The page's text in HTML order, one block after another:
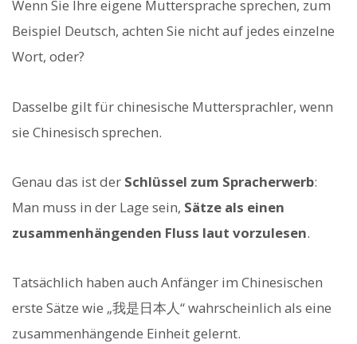
Wenn Sie Ihre eigene Muttersprache sprechen, zum
Beispiel Deutsch, achten Sie nicht auf jedes einzelne
Wort, oder?
Dasselbe gilt für chinesische Muttersprachler, wenn
sie Chinesisch sprechen.
Genau das ist der Schlüssel zum Spracherwerb:
Man muss in der Lage sein, Sätze als einen
zusammenhängenden Fluss laut vorzulesen.
Tatsächlich haben auch Anfänger im Chinesischen
erste Sätze wie „我是日本人“ wahrscheinlich als eine
zusammenhängende Einheit gelernt.